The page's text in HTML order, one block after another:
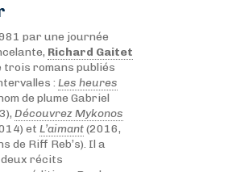
par une journée
Richard Gaitet
trois romans publiés
: Les heures
de plume Gabriel
Découvrez Mykonos
et L’aimant(2016,
de Riff Reb’s). Il a
récits